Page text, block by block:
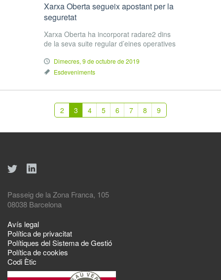
Xarxa Oberta segueix apostant per la
seguretat
Xarxa Oberta ha incorporat radare2 dins
de la seva suite regular d’eines operatives
Dimecres, 9 de octubre de 2019
Esdeveniments
2 3 4 5 6 7 8 9
Passeig de la Zona Franca, 105
08038 Barcelona
Avís legal
Política de privacitat
Polítiques del Sistema de Gestió
Política de cookies
Codi Ètic